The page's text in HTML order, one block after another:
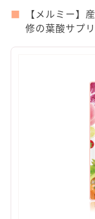
【メルミー】
修の葉酸サプリ